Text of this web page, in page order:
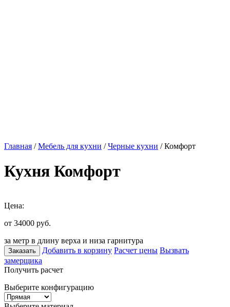
Главная /Мебель для кухни /Черные кухни / Комфорт
Кухня Комфорт
Цена:
от 34000 руб.
за метр в длину верха и низа гарнитура
Заказать Добавить в корзину Расчет цены Вызвать
замерщика
Получить расчет
Выберите конфигурацию